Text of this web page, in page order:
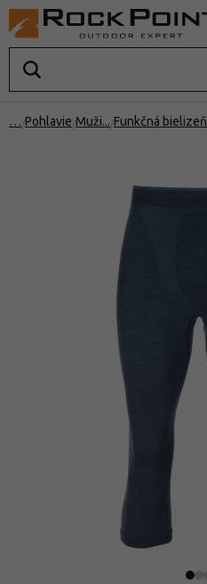
… Pohlavie Muži Funkčná bielizeň